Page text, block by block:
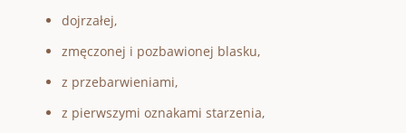
dojrzałej,
zmęczonej i pozbawionej blasku,
z przebarwieniami,
z pierwszymi oznakami starzenia,